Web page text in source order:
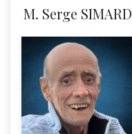
M. Serge SIMARD